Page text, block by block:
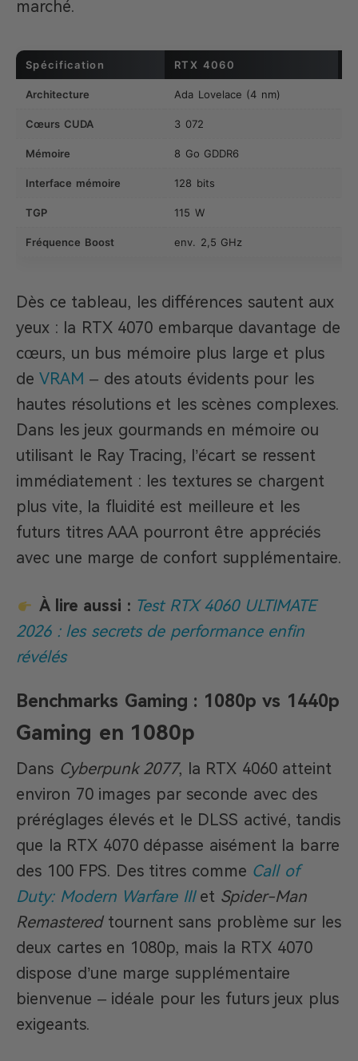
marché.
Spécification RTX 4060
Architecture Ada Lovelace (4 nm)
Cœurs CUDA 3 072
Mémoire 8 Go GDDR6
Interface mémoire 128 bits
TGP 115 W
Fréquence Boost env. 2,5 GHz
Dès ce tableau, les différences sautent aux
yeux : la RTX 4070 embarque davantage de
cœurs, un bus mémoire plus large et plus
de VRAM – des atouts évidents pour les
hautes résolutions et les scènes complexes.
Dans les jeux gourmands en mémoire ou
utilisant le Ray Tracing, l’écart se ressent
immédiatement : les textures se chargent
plus vite, la fluidité est meilleure et les
futurs titres AAA pourront être appréciés
avec une marge de confort supplémentaire.
À lire aussi : Test RTX 4060 ULTIMATE
2026 : les secrets de performance enfin
révélés
Benchmarks Gaming : 1080p vs 1440p
Gaming en 1080p
Dans Cyberpunk 2077, la RTX 4060 atteint
environ 70 images par seconde avec des
préréglages élevés et le DLSS activé, tandis
que la RTX 4070 dépasse aisément la barre
des 100 FPS. Des titres comme Call of
Duty: Modern Warfare IIIet Spider-Man
Remasteredtournent sans problème sur les
deux cartes en 1080p, mais la RTX 4070
dispose d’une marge supplémentaire
bienvenue – idéale pour les futurs jeux plus
exigeants.